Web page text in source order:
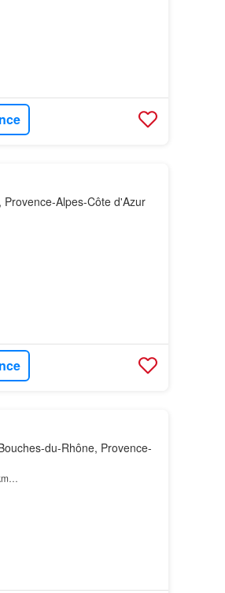
Alpes-Côte d'Azur
du-Rhône, Provence-